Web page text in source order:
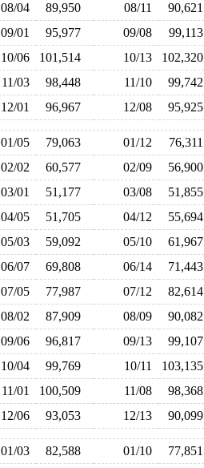
08/04 89,950 08/11
09/01 95,977 09/08
10/06 101,514 10/13
11/03 98,448 11/10
12/01 96,967 12/08
01/05 79,063 01/12
02/02 60,577 02/09
03/01 51,177 03/08
04/05 51,705 04/12
05/03 59,092 05/10
06/07 69,808 06/14
07/05 77,987 07/12
08/02 87,909 08/09
09/06 96,817 09/13
10/04 99,769 10/11
11/01 100,509 11/08
12/06 93,053 12/13
01/03 82,588 01/10